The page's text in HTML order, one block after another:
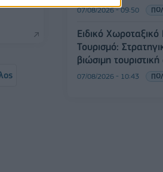
07/08/2026 - 09:50
Ειδικό Χωροταξικό
Τουρισμό:
βιώσιμη
07/08/2026 - 10:43